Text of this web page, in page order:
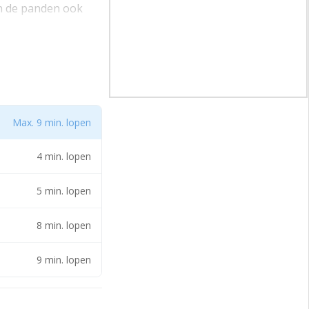
de panden ook
de panden
is de locatie
op korte
Max. 9 min. lopen
4 min. lopen
5 min. lopen
8 min. lopen
9 min. lopen